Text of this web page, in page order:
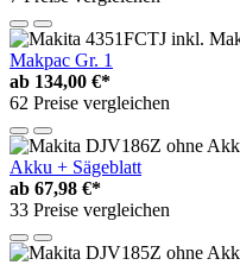
Makpac Gr. 1
ab 134,00 €*
62 Preise vergleichen
Akku + Sägeblatt
ab 67,98 €*
33 Preise vergleichen